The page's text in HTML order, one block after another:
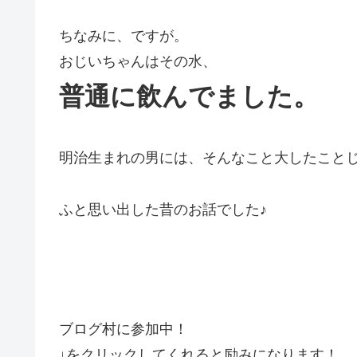
ちなみに、ですが。
おじいちゃんはその水、
普通に飲んでました。
明治生まれの男には、そんなこと大したこと
ふと思い出した昔のお話でした♪
ブログ村に参加中！